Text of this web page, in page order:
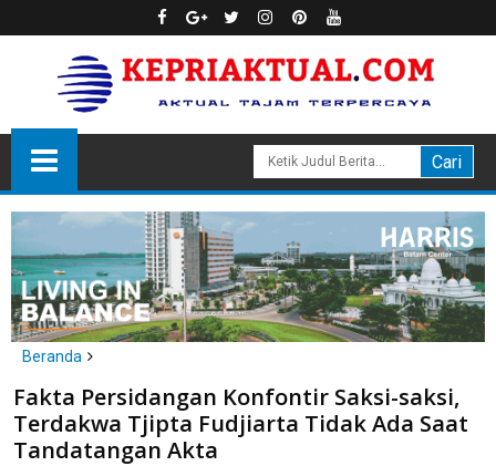
Beranda
headline
hukum
Fakta Persidangan Konfontir Saksi-saksi, Terdakwa Tjipta
Fudjiarta Tidak Ada Saat Tandatangan Akta
Fakta Persidangan Konfontir Saksi-saksi,
Terdakwa Tjipta Fudjiarta Tidak Ada Saat
Tandatangan Akta